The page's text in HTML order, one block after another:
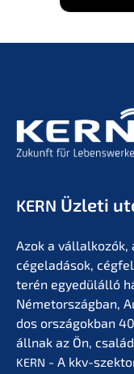
KERN Üzleti
Azok a vállal­ko­zók,
cégela­dá­sok,
terén egyedülál­ló
Németor­szág­ban,
dos orszá­gok­ban
állnak az Ön,
KERN - A kkv-